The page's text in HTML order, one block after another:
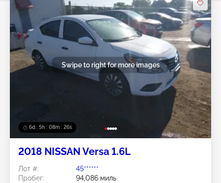
6d : 5h : 08m : 24s
Swipe to right for more images
2018 NISSAN Versa 1.6L
Лот #:
45******
Пробег:
94,086 миль